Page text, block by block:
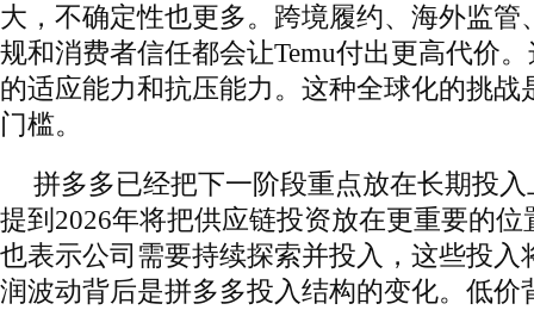
大，不确定性也更多。跨境履约、海外监管
规和消费者信任都会让Temu付出更高代价
的适应能力和抗压能力。这种全球化的挑战
门槛。
拼多多已经把下一阶段重点放在长期投
提到2026年将把供应链投资放在更重要的
也表示公司需要持续探索并投入，这些投入
润波动背后是拼多多投入结构的变化。低价